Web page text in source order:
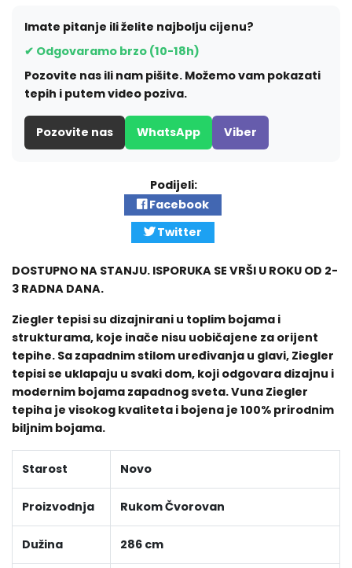
Imate pitanje ili želite najbolju cijenu?
✔ Odgovaramo brzo (10-18h)
Pozovite nas ili nam pišite. Možemo vam pokazati
tepih i putem video poziva.
Pozovite nas WhatsApp Viber
Podijeli:
Facebook
Twitter
DOSTUPNO NA STANJU. ISPORUKA SE VRŠI U ROKU OD 2-
3 RADNA DANA.
Ziegler tepisi su dizajnirani u toplim bojama i
strukturama, koje inače nisu uobičajene za orijent
tepihe. Sa zapadnim stilom uređivanja u glavi, Ziegler
tepisi se uklapaju u svaki dom, koji odgovara dizajnu i
modernim bojama zapadnog sveta. Vuna Ziegler
tepiha je visokog kvaliteta i bojena je 100% prirodnim
biljnim bojama.
Starost Novo
Proizvodnja Rukom Čvorovan
Dužina 286 cm